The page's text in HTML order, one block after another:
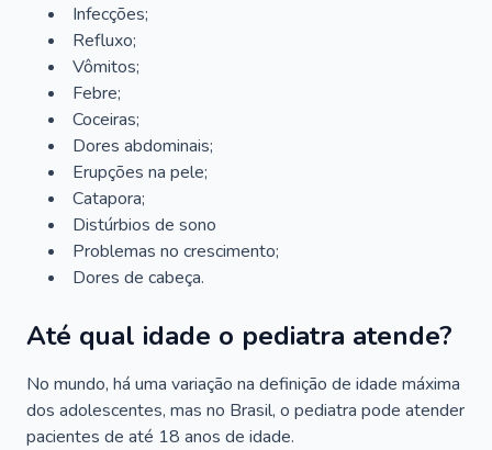
Infecções;
Refluxo;
Vômitos;
Febre;
Coceiras;
Dores abdominais;
Erupções na pele;
Catapora;
Distúrbios de sono
Problemas no crescimento;
Dores de cabeça.
Até qual idade o pediatra atende?
No mundo, há uma variação na definição de idade máxima
dos adolescentes, mas no Brasil, o pediatra pode atender
pacientes de até 18 anos de idade.